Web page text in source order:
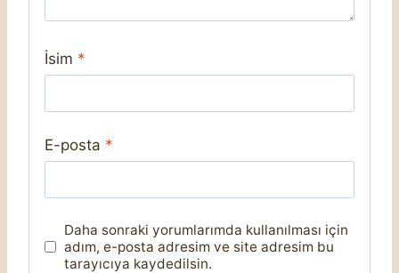
İsim *
E-posta *
Daha sonraki yorumlarımda kullanılması için
adım, e-posta adresim ve site adresim bu
tarayıcıya kaydedilsin.